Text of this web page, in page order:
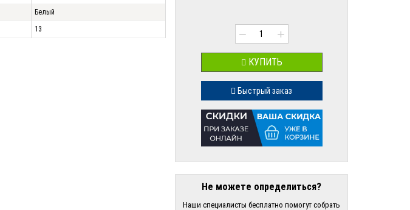
Белый
13 − +
КУПИТЬ
Быстрый заказ
Не можете определиться?
Наши специалисты бесплатно помогут собрать